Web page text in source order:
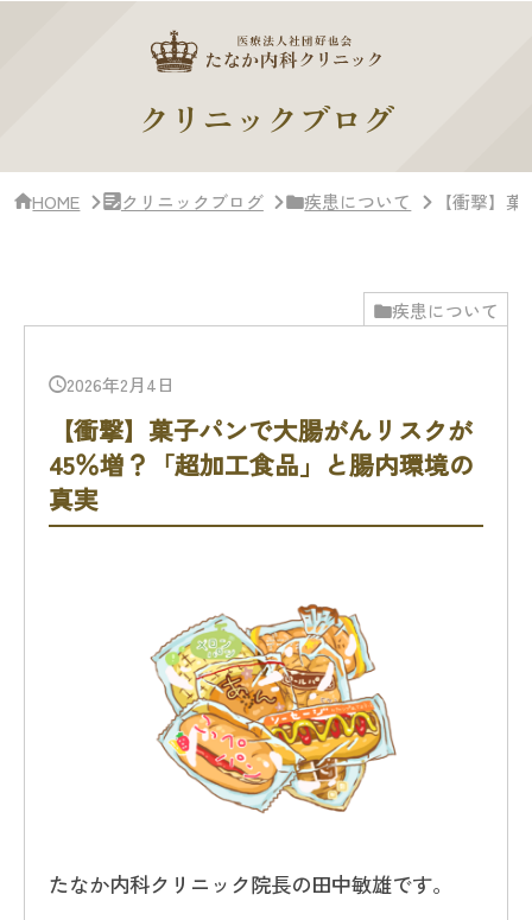
クリニックブログ
HOME クリニックブログ 疾患について 【衝撃】
疾患について
2026年2月4日
【衝撃】菓子パンで大腸がんリスクが
45％増？「超加工食品」と腸内環境の
真実
たなか内科クリニック院長の田中敏雄です。